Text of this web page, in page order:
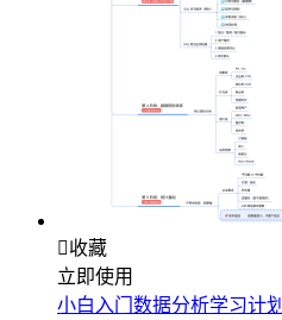
收藏
立即使用
小白入门数据分析学习计划